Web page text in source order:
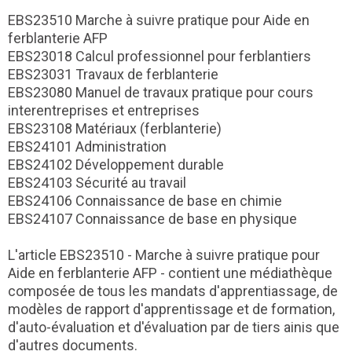
EBS23510 Marche à suivre pratique pour Aide en
ferblanterie AFP
EBS23018 Calcul professionnel pour ferblantiers
EBS23031 Travaux de ferblanterie
EBS23080 Manuel de travaux pratique pour cours
interentreprises et entreprises
EBS23108 Matériaux (ferblanterie)
EBS24101 Administration
EBS24102 Développement durable
EBS24103 Sécurité au travail
EBS24106 Connaissance de base en chimie
EBS24107 Connaissance de base en physique
L'article EBS23510 - Marche à suivre pratique pour
Aide en ferblanterie AFP - contient une médiathèque
composée de tous les mandats d'apprentiassage, de
modèles de rapport d'apprentissage et de formation,
d'auto-évaluation et d'évaluation par de tiers ainis que
d'autres documents.